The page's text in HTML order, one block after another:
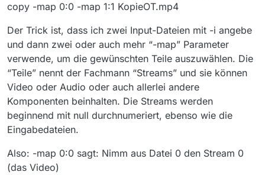
copy -map 0:0 -map 1:1 KopieOT.mp4
Der Trick ist, dass ich zwei Input-Dateien mit -i angebe
und dann zwei oder auch mehr “-map” Parameter
verwende, um die gewünschten Teile auszuwählen. Die
“Teile” nennt der Fachmann “Streams” und sie können
Video oder Audio oder auch allerlei andere
Komponenten beinhalten. Die Streams werden
beginnend mit null durchnumeriert, ebenso wie die
Eingabedateien.
Also: -map 0:0 sagt: Nimm aus Datei 0 den Stream 0
(das Video)